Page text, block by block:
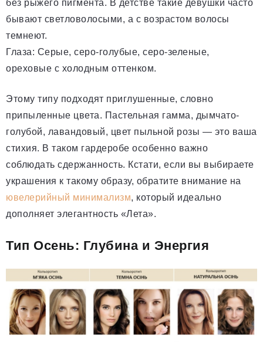
без рыжего пигмента. В детстве такие девушки часто
бывают светловолосыми, а с возрастом волосы
темнеют.
Глаза: Серые, серо-голубые, серо-зеленые,
ореховые с холодным оттенком.
Этому типу подходят приглушенные, словно
припыленные цвета. Пастельная гамма, дымчато-
голубой, лавандовый, цвет пыльной розы — это ваша
стихия. В таком гардеробе особенно важно
соблюдать сдержанность. Кстати, если вы выбираете
украшения к такому образу, обратите внимание на
ювелерийный минимализм, который идеально
дополняет элегантность «Лета».
Тип Осень: Глубина и Энергия